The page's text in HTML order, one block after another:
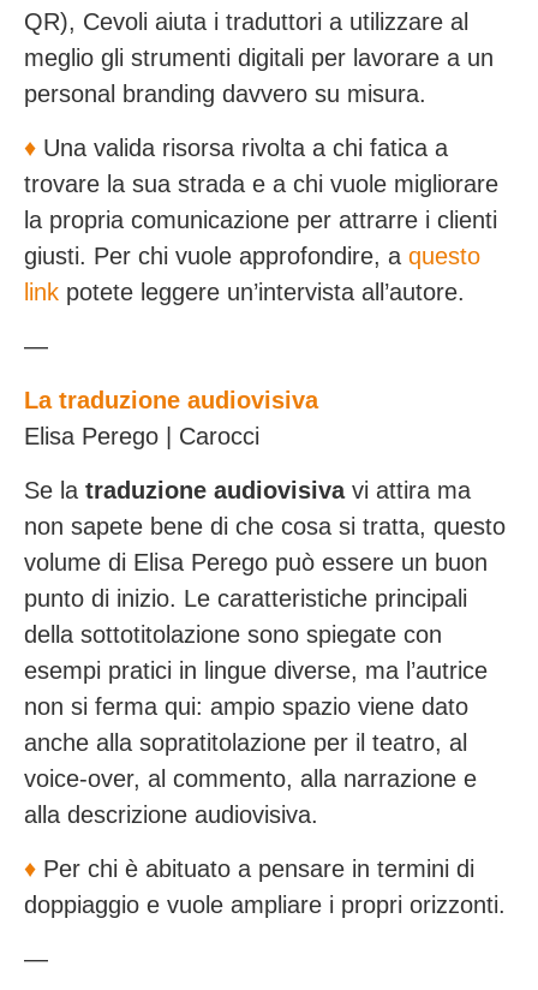
QR), Cevoli aiuta i traduttori a utilizzare al
meglio gli strumenti digitali per lavorare a un
personal branding davvero su misura.
♦️ Una valida risorsa rivolta a chi fatica a
trovare la sua strada e a chi vuole migliorare
la propria comunicazione per attrarre i clienti
giusti. Per chi vuole approfondire, a questo
link potete leggere un’intervista all’autore.
—
La traduzione audiovisiva
Elisa Perego | Carocci
Se la traduzione audiovisivavi attira ma
non sapete bene di che cosa si tratta, questo
volume di Elisa Perego può essere un buon
punto di inizio. Le caratteristiche principali
della sottotitolazione sono spiegate con
esempi pratici in lingue diverse, ma l’autrice
non si ferma qui: ampio spazio viene dato
anche alla sopratitolazione per il teatro, al
voice-over, al commento, alla narrazione e
alla descrizione audiovisiva.
♦️ Per chi è abituato a pensare in termini di
doppiaggio e vuole ampliare i propri orizzonti.
—